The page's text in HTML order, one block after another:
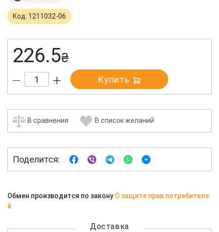
Код: 1211032-06
226.5₴
Купить
В сравнения В список желаний
Поделится:
Обмен производится по закону О защите прав потребителе
й
Доставка